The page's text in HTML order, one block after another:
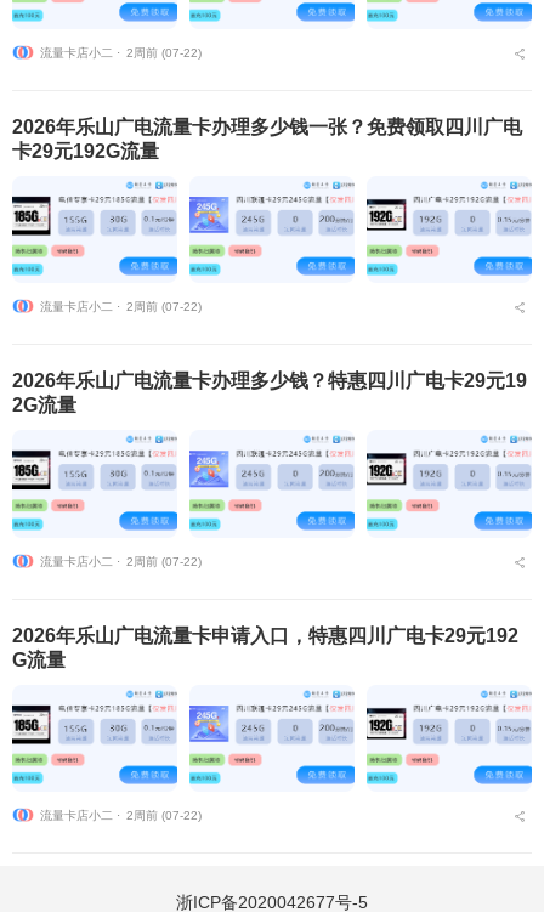
流量卡店小二 ⋅ 2周前 (07-22)
2026年乐山广电流量卡办理多少钱一张？免费领取四川广电
卡29元192G流量
流量卡店小二 ⋅ 2周前 (07-22)
2026年乐山广电流量卡办理多少钱？特惠四川广电卡29元19
2G流量
流量卡店小二 ⋅ 2周前 (07-22)
2026年乐山广电流量卡申请入口，特惠四川广电卡29元192
G流量
流量卡店小二 ⋅ 2周前 (07-22)
浙ICP备2020042677号-5